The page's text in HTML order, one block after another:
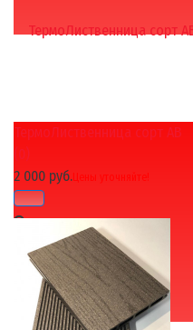
избранное сравнить
ТермоЛиственница сорт АВ
(0)
2 000 руб.Цены уточняйте!